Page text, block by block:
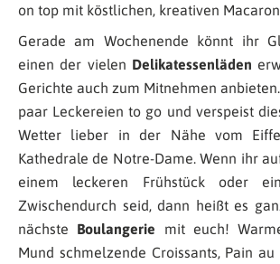
on top mit köstlichen, kreativen
Gerade am Wochenende könnt ihr
einen der vielen Delikatessenläden
Gerichte auch zum Mitnehmen
paar Leckereien to go und verspeist
Wetter lieber in der Nähe vom
Kathedrale de Notre-Dame. Wenn ihr
einem leckeren Frühstück oder
Zwischendurch seid, dann heißt es
nächste Boulangerie mit euch!
Mund schmelzende Croissants, Pain